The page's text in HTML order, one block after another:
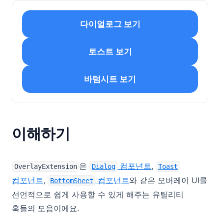
다이얼로그 보기
토스트 보기
바텀시트 보기
이해하기
OverlayExtension 은 Dialog 컴포넌트, Toast
컴포넌트, BottomSheet 컴포넌트와 같은 오버레이 UI를
선언적으로 쉽게 사용할 수 있게 해주는 유틸리티
훅들의 모음이에요.